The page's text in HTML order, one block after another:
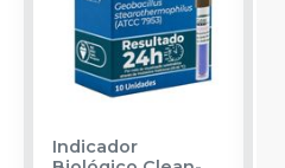
Indicador